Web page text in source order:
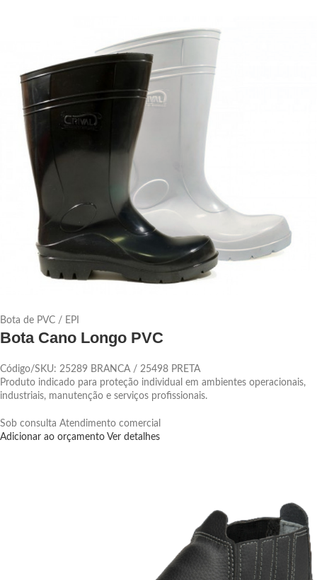
Bota de PVC / EPI
Bota Cano Longo PVC
Código/SKU: 25289 BRANCA / 25498 PRETA
Produto indicado para proteção individual em ambientes operacionais,
industriais, manutenção e serviços profissionais.
Sob consulta Atendimento comercial
Adicionar ao orçamento Ver detalhes